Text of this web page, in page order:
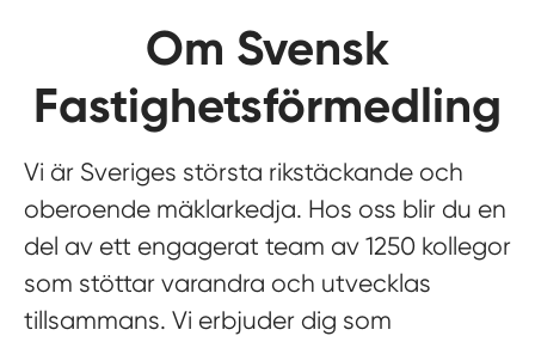
Om Svensk
Fastighetsförmedling
Vi är Sveriges största rikstäckande och
oberoende mäklarkedja. Hos oss blir du en
del av ett engagerat team av 1250 kollegor
som stöttar varandra och utvecklas
tillsammans. Vi erbjuder dig som